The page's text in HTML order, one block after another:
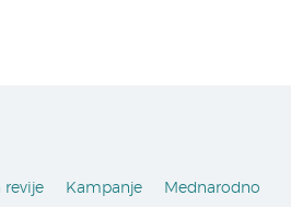
revije Kampanje
Mednarodno